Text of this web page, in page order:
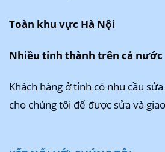
Toàn khu vực Hà Nội
Nhiều tỉnh thành trên cả nước
Khách hàng ở tỉnh có nhu cầu
cho chúng tôi để được sửa và